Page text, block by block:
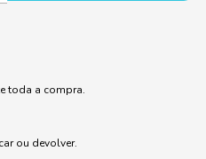
toda a compra.
ou devolver.